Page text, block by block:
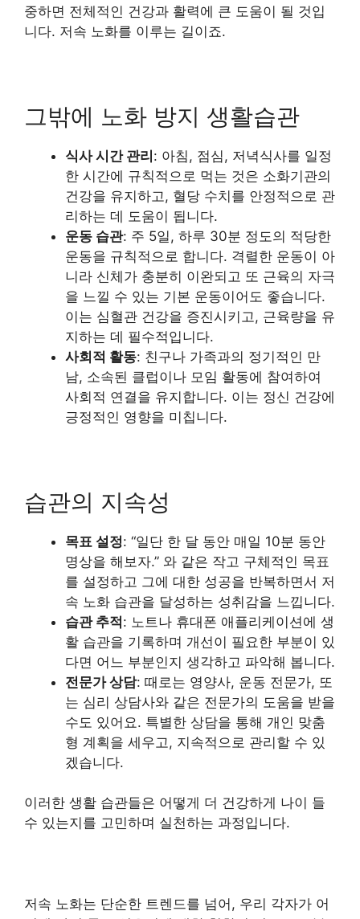
중하면 전체적인 건강과 활력에 큰 도움이 될 것입
니다. 저속 노화를 이루는 길이죠.
그밖에 노화 방지 생활습관
식사 시간 관리: 아침, 점심, 저녁식사를 일정
한 시간에 규칙적으로 먹는 것은 소화기관의
건강을 유지하고, 혈당 수치를 안정적으로 관
리하는 데 도움이 됩니다.
운동 습관: 주 5일, 하루 30분 정도의 적당한
운동을 규칙적으로 합니다. 격렬한 운동이 아
니라 신체가 충분히 이완되고 또 근육의 자극
을 느낄 수 있는 기본 운동이어도 좋습니다.
이는 심혈관 건강을 증진시키고, 근육량을 유
지하는 데 필수적입니다.
사회적 활동: 친구나 가족과의 정기적인 만
남, 소속된 클럽이나 모임 활동에 참여하여
사회적 연결을 유지합니다. 이는 정신 건강에
긍정적인 영향을 미칩니다.
습관의 지속성
목표 설정: “일단 한 달 동안 매일 10분 동안
명상을 해보자.” 와 같은 작고 구체적인 목표
를 설정하고 그에 대한 성공을 반복하면서 저
속 노화 습관을 달성하는 성취감을 느낍니다.
습관 추적: 노트나 휴대폰 애플리케이션에 생
활 습관을 기록하며 개선이 필요한 부분이 있
다면 어느 부분인지 생각하고 파악해 봅니다.
전문가 상담: 때로는 영양사, 운동 전문가, 또
는 심리 상담사와 같은 전문가의 도움을 받을
수도 있어요. 특별한 상담을 통해 개인 맞춤
형 계획을 세우고, 지속적으로 관리할 수 있
겠습니다.
이러한 생활 습관들은 어떻게 더 건강하게 나이 들
수 있는지를 고민하며 실천하는 과정입니다.
저속 노화는 단순한 트렌드를 넘어, 우리 각자가 어